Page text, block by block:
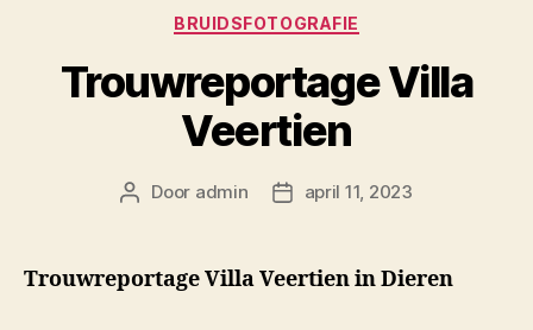
Categorieën
BRUIDSFOTOGRAFIE
Trouwreportage Villa
Veertien
Berichtauteur
Door admin Berichtdatum
april 11, 2023
Trouwreportage Villa Veertien in Dieren